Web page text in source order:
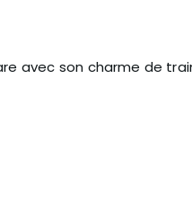
avec son charme de